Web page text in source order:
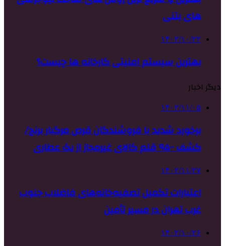
های بتنی
۱۴۰۲/۱۰/۲۲
بهترین سیستم امنیتی کارخانه ها چیست؟
دیگر اخبار
۱۴۰۲/۱۱/۰۵
برخورد شدید با فروشندگان قرص مرگبار برنج/
کشف ۹۵۰۰ قلم کالای غیرمجاز از یک عطاری
۱۴۰۲/۱۱/۲۷
اعتبارات تکمیل تصفیه‌خانه‌های فاضلاب جنوب
غرب تهران در مسیر تأمین
۱۴۰۲/۱۰/۲۶